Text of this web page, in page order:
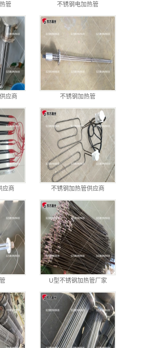
管 不锈钢电加热管
应商 不锈钢加热管
应商 不锈钢加热管供应商
U型不锈钢加热管厂家